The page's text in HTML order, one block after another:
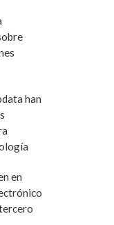
han
en